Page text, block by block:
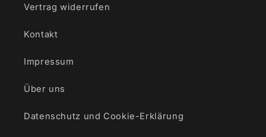
Vertrag widerrufen
Kontakt
Impressum
Über uns
Datenschutz und Cookie-Erklärung